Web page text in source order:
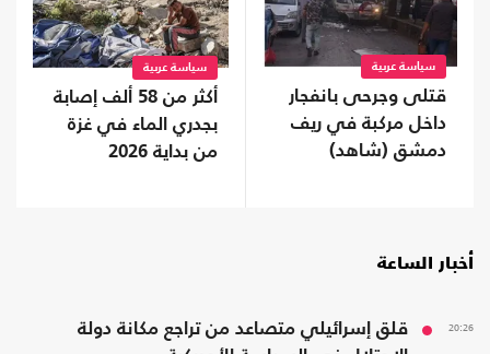
سياسة عربية
قتلى وجرحى بانفجار
داخل مركبة في ريف
دمشق (شاهد)
سياسة عربية
أكثر من 58 ألف إصابة
بجدري الماء في غزة
من بداية 2026
أخبار الساعة
20:26
قلق إسرائيلي متصاعد من تراجع مكانة دولة